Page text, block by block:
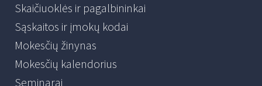
Skaičiuoklės ir pagalbininkai
Sąskaitos ir įmokų kodai
Mokesčių žinynas
Mokesčių kalendorius